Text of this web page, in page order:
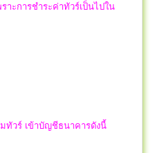
ะการชำระค่าทัวร์เป็นไปใน
ทัวร์ เข้าบัญชีธนาคารดังนี้